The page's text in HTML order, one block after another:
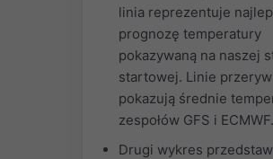
linia reprezentuje
prognozę temperatury
pokazywaną na naszej
startowej. Linie
pokazują średnie
zespołów GFS i ECMWF.
Drugi wykres